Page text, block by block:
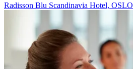
Radisson Blu Scandinavia Hotel, OSLO